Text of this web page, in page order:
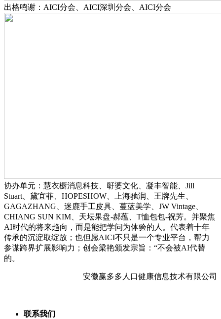
出格鸣谢：AICI分会、AICI深圳分会、AICI分会
协办单元：慧衣橱消息科技、㝀婆文化、凝丰智能、Jill
Stuart、黛宜菲、HOPESHOW、上海驰润、王牌先生、
GAGAZHANG、迷鹿手工皮具、蔓蓝美学、JW Vintage、
CHIANG SUN KIM、天坛果盘-郝蕴、T恤包包-祝芳。并聚焦
AI时代的将来趋向，而是能把学问为体验的人。代表着十年
传承的沉淀取绽放；也但愿AICI不只是一个专业平台，帮力
参谋跨界扩展影响力；创会梁艳颁发宗旨：“不会被AI代替
的。
安徽赢多多人口健康信息技术有限公司
联系我们